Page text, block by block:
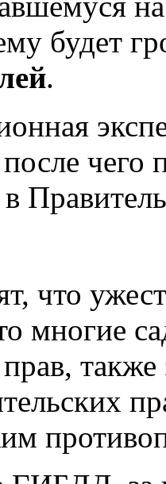
будет
.
чего
что
многие
также